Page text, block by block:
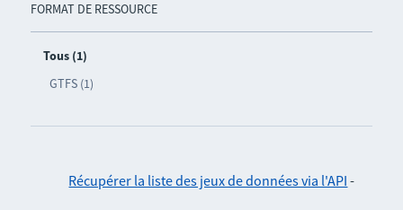
FORMAT DE RESSOURCE
Tous (1)
GTFS (1)
Récupérer la liste des jeux de données via l'API -